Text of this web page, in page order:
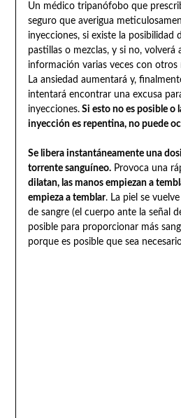
Un médico tripanófobo que
seguro que averigua
inyecciones, si existe la posibilidad
pastillas o mezclas, y si no, volverá
información varias veces con
La ansiedad aumentará y,
intentará encontrar una excusa
inyecciones.Si esto no es posible o
inyección es repentina, no puede
Se libera instantáneamente una
torrente sanguíneo.Provoca una
dilatan, las manos empiezan a
empieza a temblar. La piel se
de sangre (el cuerpo ante la señal
posible para proporcionar más
porque es posible que sea